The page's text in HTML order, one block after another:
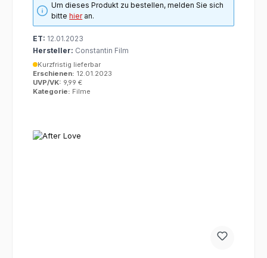
Um dieses Produkt zu bestellen, melden Sie sich
bittehieran.
ET: 12.01.2023
Hersteller: Constantin Film
Kurzfristig lieferbar
Erschienen: 12.01.2023
UVP/VK: 9,99 €
Kategorie: Filme